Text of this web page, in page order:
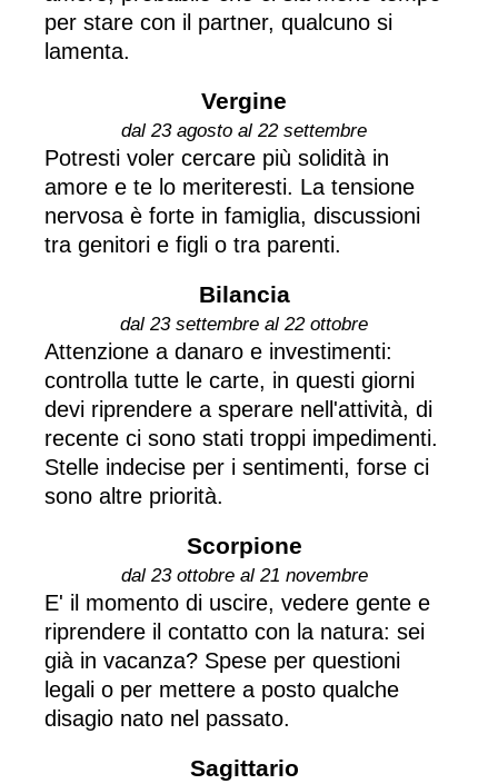
per stare con il partner, qualcuno si
lamenta.
Vergine
dal 23 agosto al 22 settembre
Potresti voler cercare più solidità in
amore e te lo meriteresti. La tensione
nervosa è forte in famiglia, discussioni
tra genitori e figli o tra parenti.
Bilancia
dal 23 settembre al 22 ottobre
Attenzione a danaro e investimenti:
controlla tutte le carte, in questi giorni
devi riprendere a sperare nell'attività, di
recente ci sono stati troppi impedimenti.
Stelle indecise per i sentimenti, forse ci
sono altre priorità.
Scorpione
dal 23 ottobre al 21 novembre
E' il momento di uscire, vedere gente e
riprendere il contatto con la natura: sei
già in vacanza? Spese per questioni
legali o per mettere a posto qualche
disagio nato nel passato.
Sagittario